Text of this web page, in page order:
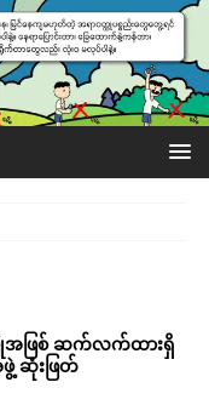
ြုအဖြစ် ဆက်လက်ထားရှိ
ဆုံးဖြတ်